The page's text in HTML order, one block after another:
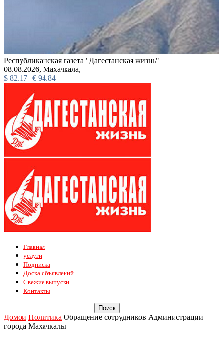
Республиканская газета "Дагестанская жизнь"
08.08.2026, Махачкала,
$ 82.17 € 94.84
Главная
услуги
Подписка
Доска объявлений
Свежие выпуски
Контакты
Домой Политика Обращение сотрудников Администрации
города Махачкалы